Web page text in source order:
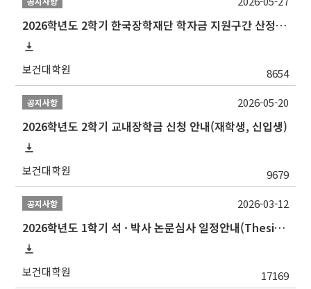
2026학년도 2학기 한국장학재단 학자금 지원구간 산정 신청 안내
보건대학원 8654
공지사항
2026학년도 2학기 교내장학금 신청 안내(재학생, 신입생)
보건대학원 9679
2026-05-20
공지사항
2026학년도 1학기 석 · 박사 논문심사 일정안내(Thesis Defense Schedules)
보건대학원 17169
2026-03-12